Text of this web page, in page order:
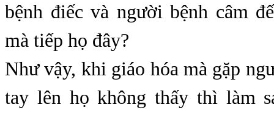
bệnh điếc và người bệnh câm
mà tiếp họ đây?
Như vậy, khi giáo hóa mà gặp
tay lên họ không thấy thì làm